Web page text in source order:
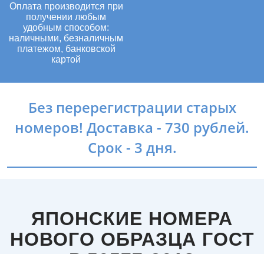
Оплата производится при
получении любым
удобным способом:
наличными, безналичным
платежом, банковской
картой
Без перерегистрации старых
номеров! Доставка - 730 рублей.
Срок - 3 дня.
ЯПОНСКИЕ НОМЕРА
НОВОГО ОБРАЗЦА ГОСТ